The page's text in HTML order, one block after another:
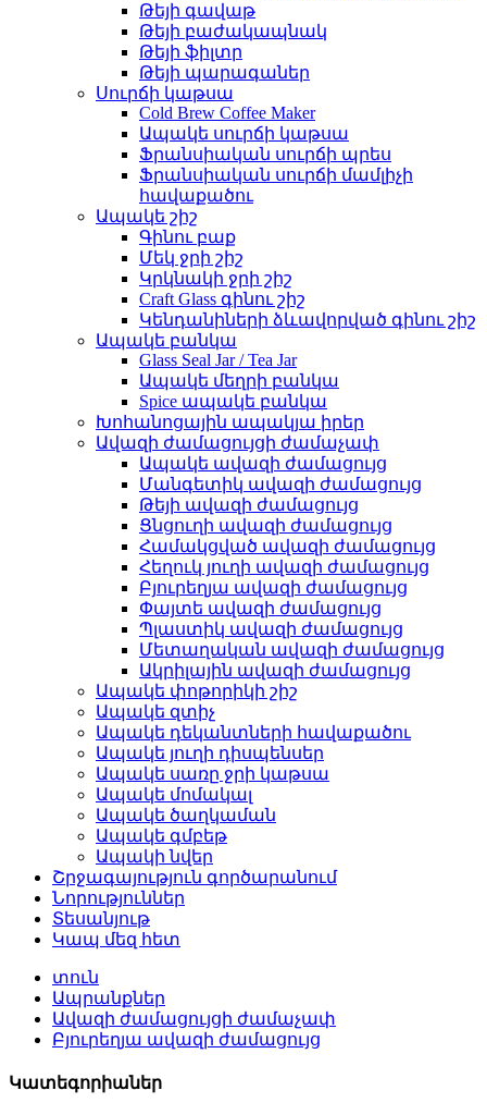
Թեյի գավաթ
Թեյի բաժակապնակ
Թեյի ֆիլտր
Թեյի պարագաներ
Սուրճի կաթսա
Cold Brew Coffee Maker
Ապակե սուրճի կաթսա
Ֆրանսիական սուրճի պրես
Ֆրանսիական սուրճի մամլիչի
հավաքածու
Ապակե շիշ
Գինու բաք
Մեկ ջրի շիշ
Կրկնակի ջրի շիշ
Craft Glass գինու շիշ
Կենդանիների ձևավորված գինու շիշ
Ապակե բանկա
Glass Seal Jar / Tea Jar
Ապակե մեղրի բանկա
Spice ապակե բանկա
Խոհանոցային ապակյա իրեր
Ավազի ժամացույցի ժամաչափ
Ապակե ավազի ժամացույց
Մանգետիկ ավազի ժամացույց
Թեյի ավազի ժամացույց
Ցնցուղի ավազի ժամացույց
Համակցված ավազի ժամացույց
Հեղուկ յուղի ավազի ժամացույց
Բյուրեղյա ավազի ժամացույց
Փայտե ավազի ժամացույց
Պլաստիկ ավազի ժամացույց
Մետաղական ավազի ժամացույց
Ակրիլային ավազի ժամացույց
Ապակե փոթորիկի շիշ
Ապակե զտիչ
Ապակե դեկանտների հավաքածու
Ապակե յուղի դիսպենսեր
Ապակե սառը ջրի կաթսա
Ապակե մոմակալ
Ապակե ծաղկաման
Ապակե գմբեթ
Ապակի նվեր
Շրջագայություն գործարանում
Նորություններ
Տեսանյութ
Կապ մեզ հետ
տուն
Ապրանքներ
Ավազի ժամացույցի ժամաչափ
Բյուրեղյա ավազի ժամացույց
Կատեգորիաներ